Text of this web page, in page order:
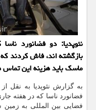
نئوپدیا: دو فضانورد
بازگشته اند، فاش كردند
ماسك باید هزینه این تماس
به گزارش نئوپدیا به نقل
فضانورد ناسا که در هفته
فضایی بین المللی به زمین